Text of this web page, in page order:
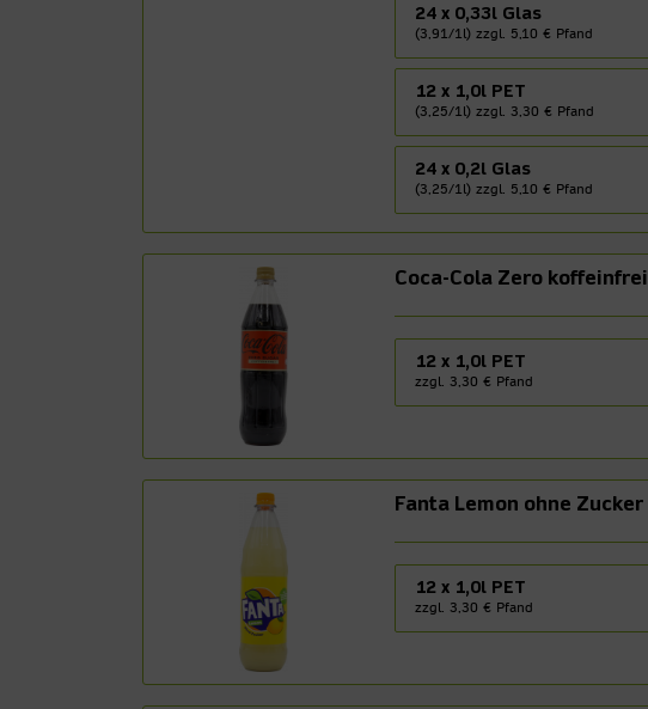
24 x 0,33l Glas
(3,91/1l) zzgl. 5,10 € Pfand
12 x 1,0l PET
(3,25/1l) zzgl. 3,30 € Pfand
24 x 0,2l Glas
(3,25/1l) zzgl. 5,10 € Pfand
Coca-Cola Zero koffeinfrei
12 x 1,0l PET
zzgl. 3,30 € Pfand
Fanta Lemon ohne Zucker
12 x 1,0l PET
zzgl. 3,30 € Pfand